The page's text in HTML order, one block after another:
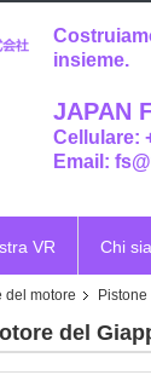
insieme.
JAPAN
Cellulare:
Email:
VR Chi
del motore
del